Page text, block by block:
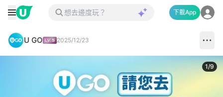
下載App
U GO 2025/12/23
1/9